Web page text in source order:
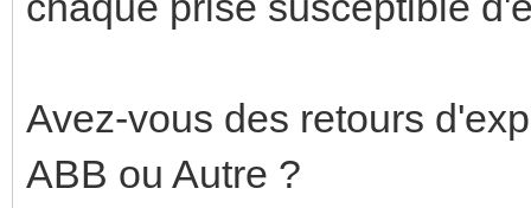
Avez-vous des retours
ABB ou Autre ?